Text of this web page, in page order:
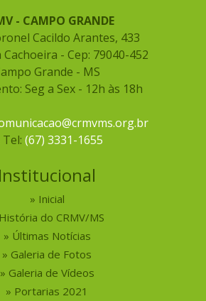
- CAMPO GRANDE
Cacildo Arantes, 433
Cachoeira - Cep: 79040-452
Grande - MS
Seg a Sex - 12h às 18h
Tel: (67) 3331-1655
Institucional
Inicial
História do CRMV/MS
Últimas Notícias
Galeria de Fotos
Galeria de Vídeos
Portarias 2021